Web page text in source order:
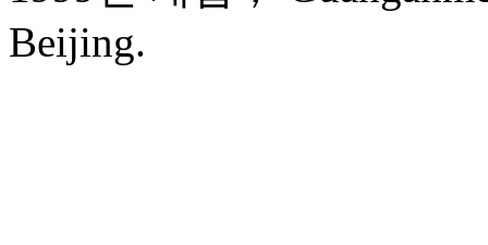
Beijing.